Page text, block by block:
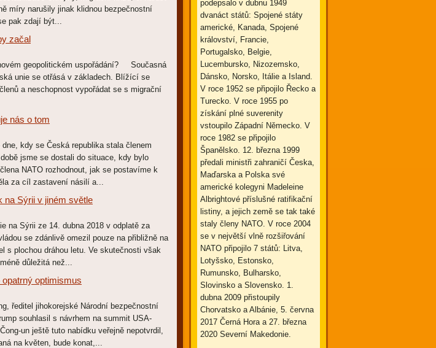
míry narušily jinak klidnou bezpečnostní
pak zdají být...
začal
geopolitickém uspořádání? Současná
unie se otřásá v základech. Blížící se
a neschopnost vypořádat se s migrační
nás o tom
kdy se Česká republika stala členem
jsme se dostali do situace, kdy bylo
NATO rozhodnout, jak se postavíme k
za cíl zastavení násilí a...
na Sýrii v jiném světle
na Sýrii ze 14. dubna 2018 v odplatě za
se zdánlivě omezil pouze na přibližně na
s plochou dráhou letu. Ve skutečnosti však
důležitá než...
optimismus
ředitel jihokorejské Národní bezpečnostní
souhlasil s návrhem na summit USA-
un ještě tuto nabídku veřejně nepotvrdil,
na květen, bude konat,...
podepsalo v dubnu 1949
dvanáct států: Spojené státy
americké, Kanada, Spojené
království, Francie,
Portugalsko, Belgie,
Lucembursko, Nizozemsko,
Dánsko, Norsko, Itálie a Island.
V roce 1952 se připojilo Řecko a
Turecko. V roce 1955 po
získání plné suverenity
vstoupilo Západní Německo. V
roce 1982 se připojilo
Španělsko. 12. března 1999
předali ministři zahraničí Česka,
Maďarska a Polska své
americké kolegyni Madeleine
Albrightové příslušné ratifikační
listiny, a jejich země se tak také
staly členy NATO. V roce 2004
se v největší vlně rozšiřování
NATO připojilo 7 států: Litva,
Lotyšsko, Estonsko,
Rumunsko, Bulharsko,
Slovinsko a Slovensko. 1.
dubna 2009 přistoupily
Chorvatsko a Albánie, 5. června
2017 Černá Hora a 27. března
2020 Severní Makedonie.